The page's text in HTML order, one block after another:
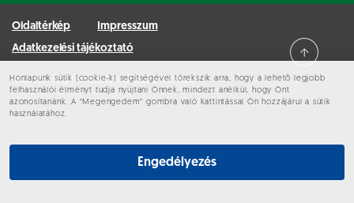
Honlapunk sütik (cookie-k) segítségével törekszik arra, hogy a lehető legjobb
felhasználói élményt tudja nyújtani Önnek, mindezt anélkül, hogy Önt
azonosítanánk. A “Megengedem” gombra való kattintással Ön hozzájárul a sütik
használatához.
Engedélyezés
Oldaltérkép
Impresszum
Adatkezelési tájékoztató
Minden jog fenntartva © 2026 Környe